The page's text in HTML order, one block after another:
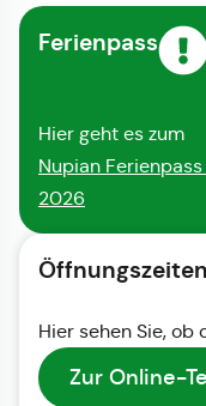
Ferienpass
Hier geht es zum
Nupian
2026
Öffnungszeiten
Hier sehen Sie,
Zur Online-